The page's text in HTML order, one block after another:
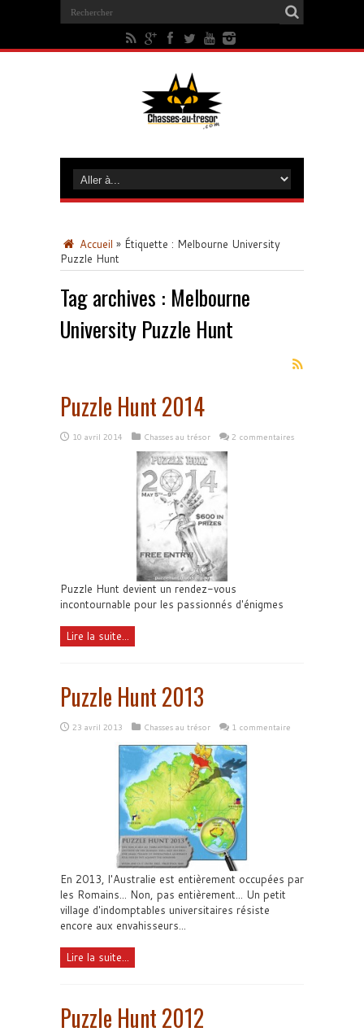
Accueil » Étiquette : Melbourne University
Puzzle Hunt
Tag archives : Melbourne
University Puzzle Hunt
Puzzle Hunt 2014
10 avril 2014 Chasses au trésor 2 commentaires
Puzzle Hunt devient un rendez-vous
incontournable pour les passionnés d'énigmes
Lire la suite...
Puzzle Hunt 2013
23 avril 2013 Chasses au trésor 1 commentaire
En 2013, l'Australie est entièrement occupées par
les Romains... Non, pas entièrement... Un petit
village d'indomptables universitaires résiste
encore aux envahisseurs...
Lire la suite...
Puzzle Hunt 2012